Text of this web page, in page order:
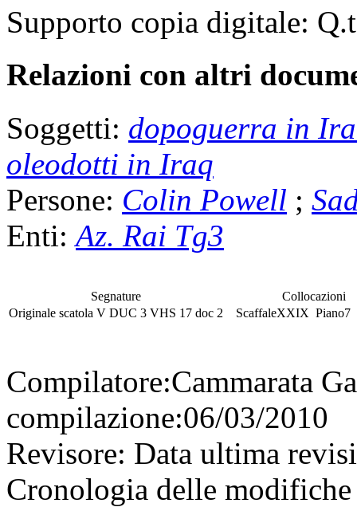
Supporto copia digitale:
Relazioni con altri
Soggetti: dopoguerra in
oleodotti in Iraq
Persone: Colin Powell ;
Enti: Az. Rai Tg3
Segnature
Originale scatola V DUC 3 VHS 17 doc 2
Collocazioni
ScaffaleXXIX Piano7
Compilatore:Cammarata
compilazione:06/03/2010
Revisore: Data ultima
Cronologia delle